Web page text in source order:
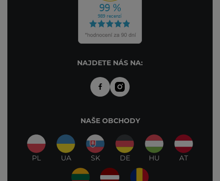
NAJDETE NÁS NA:
NAŠE OBCHODY
PL UA SK DE HU AT